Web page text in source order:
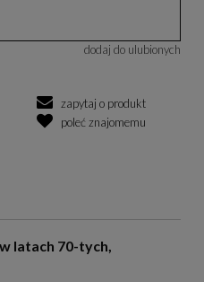
dodaj do ulubionych
zapytaj o produkt
poleć znajomemu
latach 70-tych,